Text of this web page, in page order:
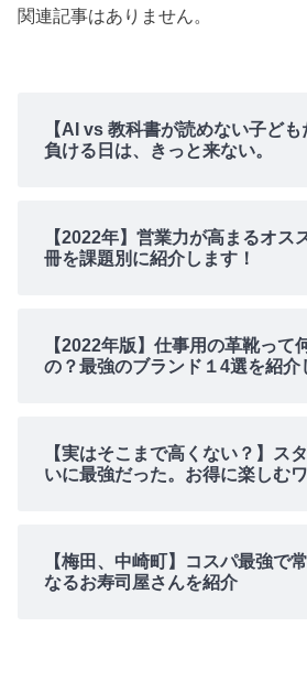
関連記事はありません。
【AI vs 教科書が読めない子ど
負ける日は、きっと来ない。
【2022年】営業力が高まるオ
冊を課題別に紹介します！
【2022年版】仕事用の革靴って
の？最強のブランド１4選を紹介
【実はそこまで高くない？】ス
いに最強だった。お得に楽しむ
【梅田、中崎町】コスパ最強で
なるお寿司屋さんを紹介